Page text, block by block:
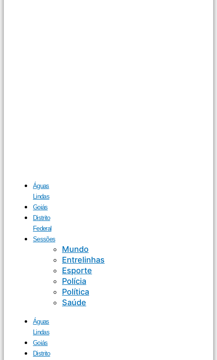
Águas
Lindas
Goiás
Distrito
Federal
Sessões
Mundo
Entrelinhas
Esporte
Polícia
Política
Saúde
Águas
Lindas
Goiás
Distrito